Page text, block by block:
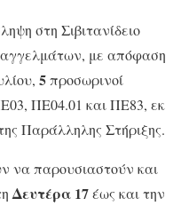
στη Σιβιτανίδειο
με απόφαση
5προσωρινοί
ΠΕ04.01 και ΠΕ83, εκ
Παράλληλης Στήριξης.
να παρουσιαστούν και
Δευτέρα 17έως και την